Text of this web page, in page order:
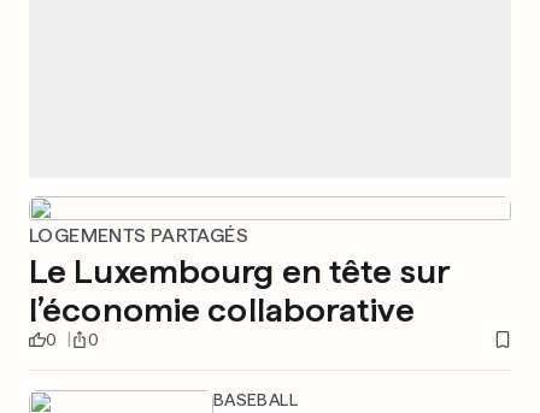
LOGEMENTS PARTAGÉS
Le Luxembourg en tête sur
l’économie collaborative
0 0
BASEBALL